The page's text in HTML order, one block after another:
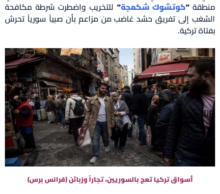
منطقة “كوتشوك شكمجة“ للتخريب واضطرت شرطة مكافحة
الشغب إلى تفريق حشد غاضب من مزاعم بأن صبياً سورياً تحرش
بفتاة تركية.
أسواق تركيا تعج بالسوريين، تجاراً وزبائن (فرانس برس)